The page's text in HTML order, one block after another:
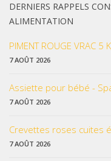
DERNIERS RAPPELS
ALIMENTATION
PIMENT ROUGE VRAC 5
7 AOÛT 2026
Assiette pour bébé -
7 AOÛT 2026
Crevettes roses cuites
7 AOÛT 2026